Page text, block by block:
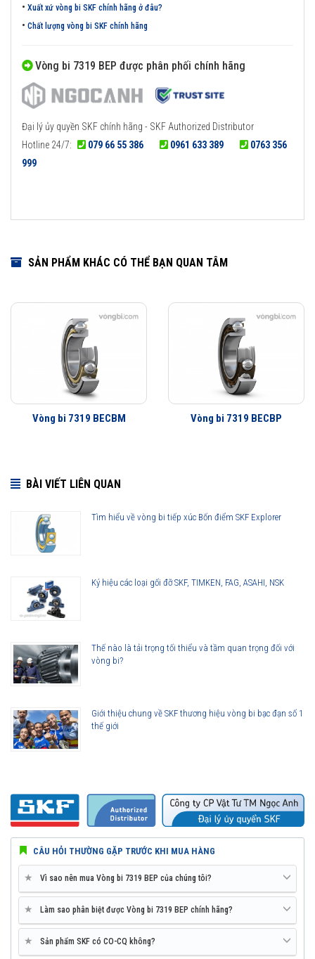
• Xuất xứ vòng bi SKF chính hãng ở đâu?
• Chất lượng vòng bi SKF chính hãng
Vòng bi 7319 BEP được phân phối chính hãng
Đại lý ủy quyền SKF chính hãng - SKF Authorized Distributor
Hotline 24/7:
079 66 55 386 0961 633 389
0763 356
999
SẢN PHẨM KHÁC CÓ THỂ BẠN QUAN TÂM
Vòng bi 7319 BECBM Vòng bi 7319 BECBP
BÀI VIẾT LIÊN QUAN
Tìm hiểu về vòng bi tiếp xúc Bốn điểm SKF Explorer
Ký hiệu các loại gối đỡ SKF, TIMKEN, FAG, ASAHI, NSK
Thế nào là tải trọng tối thiểu và tầm quan trọng đối với
vòng bi?
Giới thiệu chung về SKF thương hiệu vòng bi bạc đạn số 1
thế giới
CÂU HỎI THƯỜNG GẶP TRƯỚC KHI MUA HÀNG
★ Vì sao nên mua Vòng bi 7319 BEP của chúng tôi?
★ Làm sao phân biệt được Vòng bi 7319 BEP chính hãng?
★ Sản phẩm SKF có CO-CQ không?